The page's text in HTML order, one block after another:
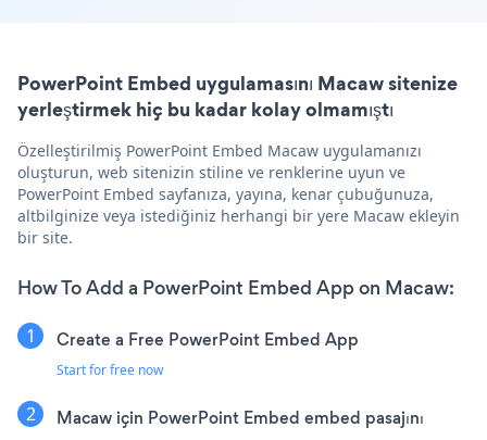
PowerPoint Embed uygulamasını Macaw sitenize
yerleştirmek hiç bu kadar kolay olmamıştı
Özelleştirilmiş PowerPoint Embed Macaw uygulamanızı
oluşturun, web sitenizin stiline ve renklerine uyun ve
PowerPoint Embed sayfanıza, yayına, kenar çubuğunuza,
altbilginize veya istediğiniz herhangi bir yere Macaw ekleyin
bir site.
How To Add a PowerPoint Embed App on Macaw:
Create a Free PowerPoint Embed App
Start for free now
Macaw için PowerPoint Embed embed pasajını